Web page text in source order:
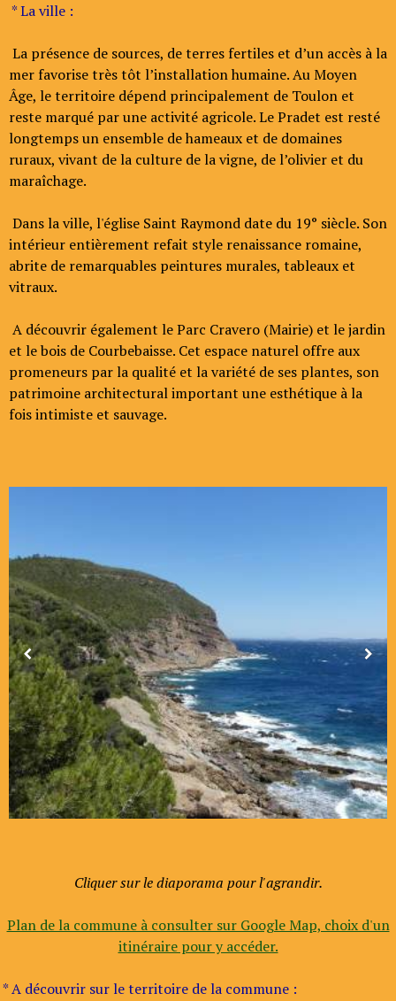
* La ville :
La présence de sources, de terres fertiles et d’un accès à la
mer favorise très tôt l’installation humaine. Au Moyen
Âge, le territoire dépend principalement de Toulon et
reste marqué par une activité agricole. Le Pradet est resté
longtemps un ensemble de hameaux et de domaines
ruraux, vivant de la culture de la vigne, de l’olivier et du
maraîchage.
Dans la ville, l'église Saint Raymond date du 19° siècle. Son
intérieur entièrement refait style renaissance romaine,
abrite de remarquables peintures murales, tableaux et
vitraux.
A découvrir également le Parc Cravero (Mairie) et le jardin
et le bois de Courbebaisse. Cet espace naturel offre aux
promeneurs par la qualité et la variété de ses plantes, son
patrimoine architectural important une esthétique à la
fois intimiste et sauvage.
Cliquer sur le diaporama pour l'agrandir.
Plan de la commune à consulter sur Google Map, choix d'un
itinéraire pour y accéder.
* A découvrir sur le territoire de la commune :